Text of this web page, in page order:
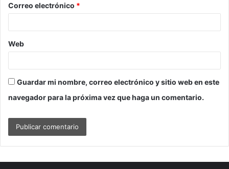
Correo electrónico *
Web
Guardar mi nombre, correo electrónico y sitio web en este
navegador para la próxima vez que haga un comentario.